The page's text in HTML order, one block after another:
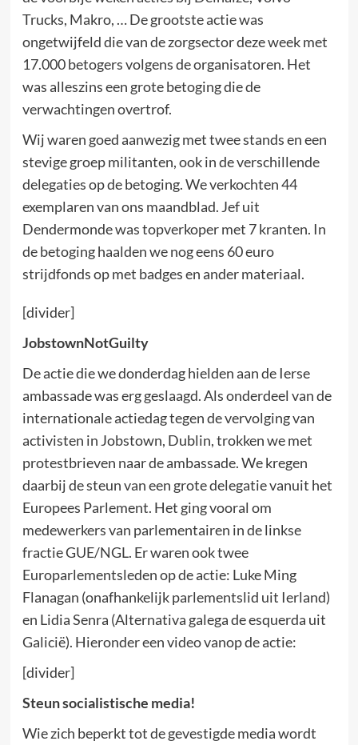
Trucks, Makro, … De grootste actie was
ongetwijfeld die van de zorgsector deze week met
17.000 betogers volgens de organisatoren. Het
was alleszins een grote betoging die de
verwachtingen overtrof.
Wij waren goed aanwezig met twee stands en een
stevige groep militanten, ook in de verschillende
delegaties op de betoging. We verkochten 44
exemplaren van ons maandblad. Jef uit
Dendermonde was topverkoper met 7 kranten. In
de betoging haalden we nog eens 60 euro
strijdfonds op met badges en ander materiaal.
[divider]
JobstownNotGuilty
De actie die we donderdag hielden aan de Ierse
ambassade was erg geslaagd. Als onderdeel van de
internationale actiedag tegen de vervolging van
activisten in Jobstown, Dublin, trokken we met
protestbrieven naar de ambassade. We kregen
daarbij de steun van een grote delegatie vanuit het
Europees Parlement. Het ging vooral om
medewerkers van parlementairen in de linkse
fractie GUE/NGL. Er waren ook twee
Europarlementsleden op de actie: Luke Ming
Flanagan (onafhankelijk parlementslid uit Ierland)
en Lidia Senra (Alternativa galega de esquerda uit
Galicië). Hieronder een video vanop de actie:
[divider]
Steun socialistische media!
Wie zich beperkt tot de gevestigde media wordt